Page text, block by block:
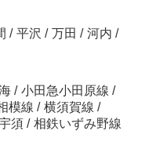
/ 平沢 / 万田 / 河内 /
/ 小田急小田原線 /
模線 / 横須賀線 /
須 / 相鉄いずみ野線